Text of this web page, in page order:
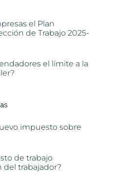
el Plan
de Trabajo 2025-
el límite a la
impuesto sobre
de trabajo
del trabajador?